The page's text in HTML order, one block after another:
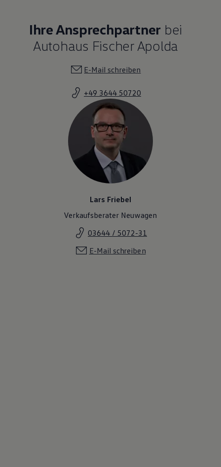
Ihre Ansprechpartner bei
Autohaus Fischer Apolda
E-Mail schreiben
+49 3644 50720
Lars Friebel
Verkaufsberater Neuwagen
03644 / 5072-31
E-Mail schreiben